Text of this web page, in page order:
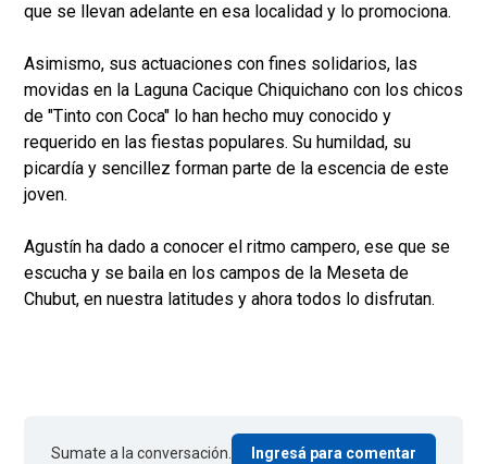
que se llevan adelante en esa localidad y lo promociona.
Asimismo, sus actuaciones con fines solidarios, las
movidas en la Laguna Cacique Chiquichano con los chicos
de "Tinto con Coca" lo han hecho muy conocido y
requerido en las fiestas populares. Su humildad, su
picardía y sencillez forman parte de la escencia de este
joven.
Agustín ha dado a conocer el ritmo campero, ese que se
escucha y se baila en los campos de la Meseta de
Chubut, en nuestra latitudes y ahora todos lo disfrutan.
Sumate a la conversación. Ingresá para comentar